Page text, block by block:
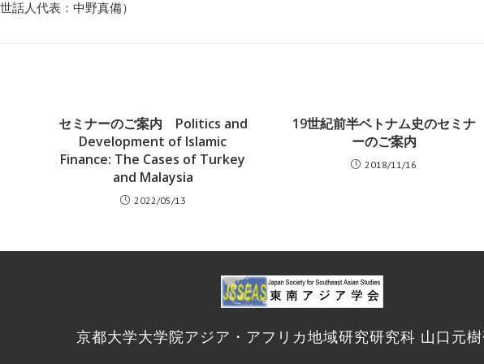
話人代表：中野真備）
セミナーのご案内 Politics and
Development of Islamic
Finance: The Cases of Turkey
and Malaysia
2022/05/13
19世紀前半ベトナム史のセミナ
ーのご案内
2018/11/16
京都大学大学院アジア・アフリカ地域研究研究科 山口元